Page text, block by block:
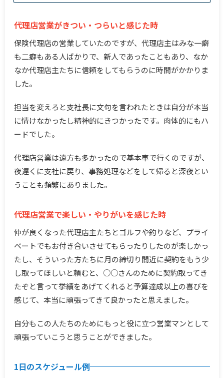
代理店営業がきつい・つらいと感じた時
保険代理店の営業していたのですが、代理店主はみな一癖
も二癖もある人ばかりで、新人であったこともあり、なか
なか代理店主たちに信頼をしてもらうのに時間がかかりま
した。
担当を変えろと支社長に文句を言われたときは自分が本当
に情けなかったし精神的にきつかったです。肉体的にもハ
ードでした。
代理店営業は遠方も多かったので基本車で行くのですが、
夜遅くに支社に戻り、事務処理などをして帰ると深夜とい
うことも頻繁にありました。
代理店営業で楽しい・やりがいを感じた時
仲が良くなった代理店主たちとゴルフや釣りなど、プライ
ベートでもお付き合いさせてもらったりしたのが楽しかっ
たし、そういった方たちに月の締切り間近に契約をもう少
し取ってほしいと頼むと、○○さんのために契約取ってき
たぞと言って挙績をあげてくれると予算達成以上の喜びを
感じて、本当に頑張ってきて良かったと思えました。
自分もこの人たちのためにもっと役に立つ営業マンとして
頑張っていこうと思うことができました。
1日のスケジュール例